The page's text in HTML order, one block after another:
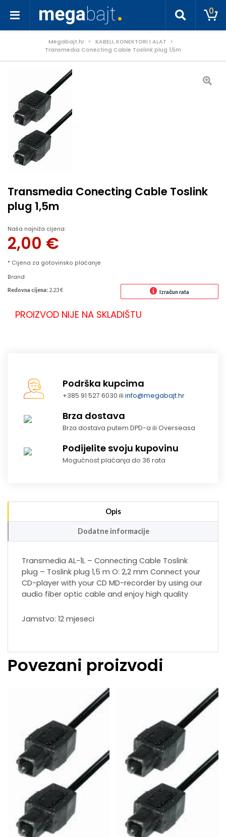
0
Megabajt.hr
KABELI, KONEKTORI I ALAT
Transmedia Conecting Cable Toslink plug 1,5m
Transmedia Conecting Cable Toslink
plug 1,5m
Naša najniža cijena:
2,00 €
* Cijena za gotovinsko plaćanje
Brand
Redovna cijena: 2.23 € Izračun rata
PROIZVOD NIJE NA SKLADIŠTU
Podrška kupcima
+385 91 527 6030 iliinfo@megabajt.hr
Brza dostava
Brza dostava putem DPD-a ili Overseasa
Podijelite svoju kupovinu
Mogućnost plaćanja do 36 rata
Opis
Dodatne informacije
Transmedia AL-1L – Connecting Cable Toslink
plug – Toslink plug 1,5 m O: 2,2 mm Connect your
CD-player with your CD MD-recorder by using our
audio fiber optic cable and enjoy high quality
Jamstvo: 12 mjeseci
Povezani proizvodi